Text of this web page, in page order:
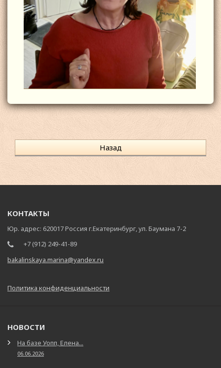
Назад
КОНТАКТЫ
Юр. адрес: 620017 Россия г.Екатеринбург, ул. Баумана 7-2
+7 (912) 249-41-89
bakalinskaya.marina@yandex.ru
Политика конфиденциальности
НОВОСТИ
На базе Уопп, Елена...
06.06.2026